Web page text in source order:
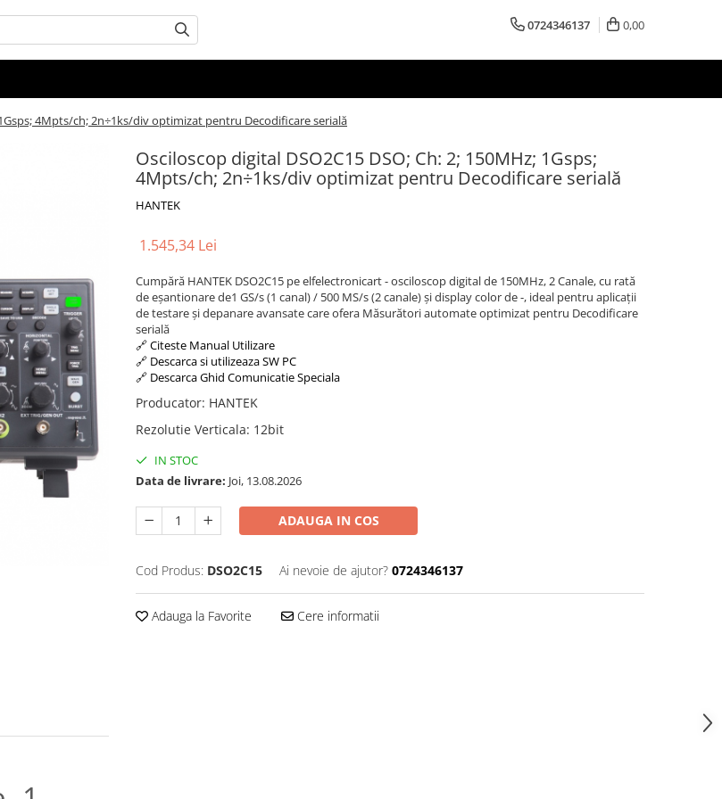
0724346137 0,00
4Mpts/ch; 2n÷1ks/div optimizat pentru Decodificare serială
Osciloscop digital DSO2C15 DSO; Ch: 2; 150MHz; 1Gsps;
4Mpts/ch; 2n÷1ks/div optimizat pentru Decodificare serială
HANTEK
1.545,34 Lei
Cumpără HANTEK DSO2C15 pe elfelectronicart - osciloscop digital de 150MHz, 2 Canale, cu rată
de eșantionare de1 GS/s (1 canal) / 500 MS/s (2 canale) și display color de -, ideal pentru aplicații
de testare și depanare avansate care ofera Măsurători automate optimizat pentru Decodificare
serială
🔗 Citeste Manual Utilizare
🔗 Descarca si utilizeaza SW PC
🔗 Descarca Ghid Comunicatie Speciala
Producator: HANTEK
Rezolutie Verticala: 12bit
IN STOC
Data de livrare: Joi, 13.08.2026
ADAUGA IN COS
Cod Produs: DSO2C15 Ai nevoie de ajutor? 0724346137
Adauga la Favorite Cere informatii